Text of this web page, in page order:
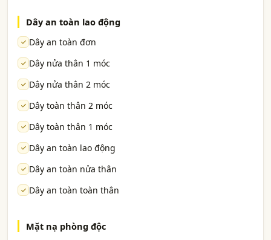
Dây an toàn lao động
Dây an toàn đơn
Dây nửa thân 1 móc
Dây nửa thân 2 móc
Dây toàn thân 2 móc
Dây toàn thân 1 móc
Dây an toàn lao động
Dây an toàn nửa thân
Dây an toàn toàn thân
Mặt nạ phòng độc